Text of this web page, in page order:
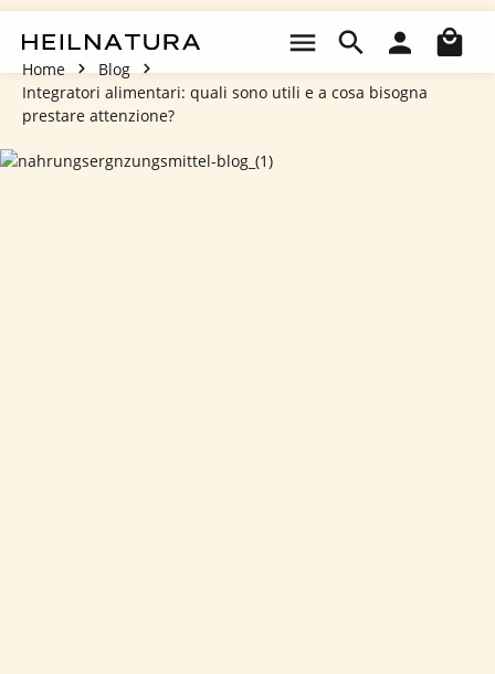
Il
Home
Blog
Integratori alimentari: quali sono utili e a cosa bisogna
prestare attenzione?